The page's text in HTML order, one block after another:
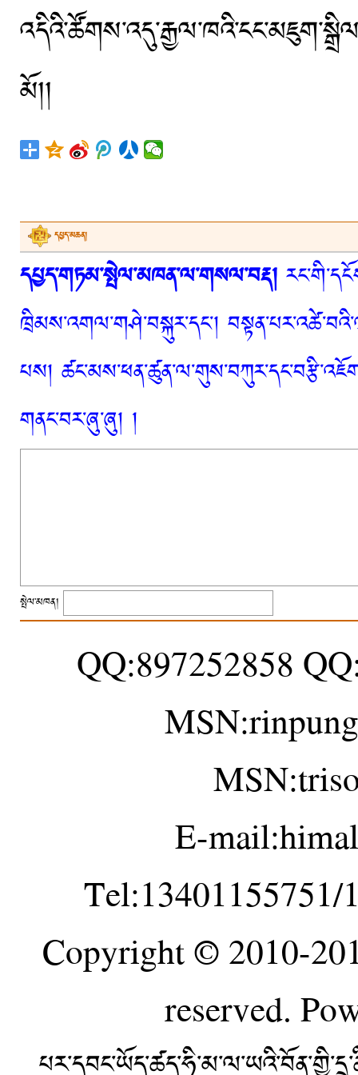
མོ།།
དཔྱད་མཆན།
དཔྱད་གཏམ་སྤེལ་མཁན་ལ་གསལ་བརྡ།
ཁྲིམས་འགལ་གཤེ་བསྐུར་དང་།
པས།
གནང་བར་ཞུ་ཞུ། །
སྤེལ་མཁན།
QQ:897252858
E-
Tel:13401155751/
Copyright © 2010-
reserved.